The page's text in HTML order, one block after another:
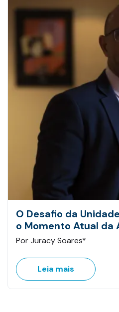
O Desafio da
o Momento Atual da
Por Juracy Soares*
Leia mais